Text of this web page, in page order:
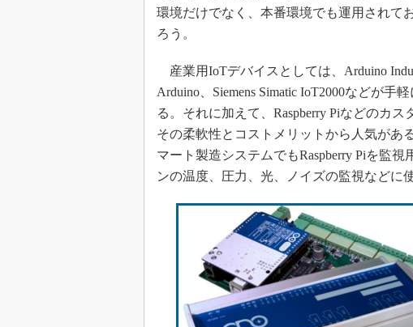
環境だけでなく、本番環境でも運用されて
ろう。
産業用IoTデバイスとしては、Arduino
Arduino、Siemens Simatic IoT2000などが
る。それに加えて、Raspberry Piなどのカ
その柔軟性とコストメリットから人気があ
マート製造システムでもRaspberry Piを監
ンの温度、圧力、光、ノイズの監視などに